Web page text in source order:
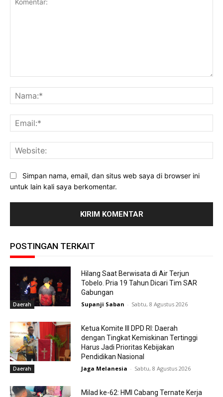
Simpan nama, email, dan situs web saya di browser ini
untuk lain kali saya berkomentar.
POSTINGAN TERKAIT
Daerah
Hilang Saat Berwisata di Air Terjun
Tobelo. Pria 19 Tahun Dicari Tim SAR
Gabungan
Supanji Saban - Sabtu, 8 Agustus 2026
Daerah
Ketua Komite III DPD RI: Daerah
dengan Tingkat Kemiskinan Tertinggi
Harus Jadi Prioritas Kebijakan
Pendidikan Nasional
Jaga Melanesia - Sabtu, 8 Agustus 2026
Milad ke-62: HMI Cabang Ternate Kerja